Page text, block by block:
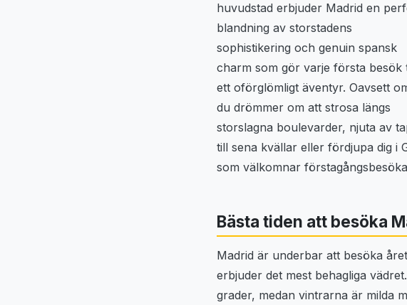
huvudstad erbjuder Madrid en
blandning av storstadens
sophistikering och genuin spansk
charm som gör varje första besök
ett oförglömligt äventyr. Oavsett
du drömmer om att strosa längs
storslagna boulevarder, njuta av
till sena kvällar eller fördjupa dig i
som välkomnar
Bästa tiden att besöka
Madrid är underbar att besöka
erbjuder det mest behagliga
grader, medan vintrarna är milda